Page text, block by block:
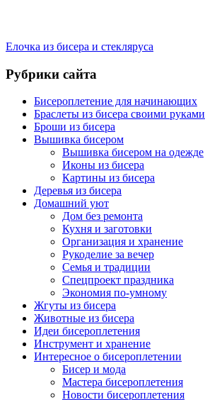
Елочка из бисера и стекляруса
Рубрики сайта
Бисероплетение для начинающих
Браслеты из бисера своими руками
Броши из бисера
Вышивка бисером
Вышивка бисером на одежде
Иконы из бисера
Картины из бисера
Деревья из бисера
Домашний уют
Дом без ремонта
Кухня и заготовки
Организация и хранение
Рукоделие за вечер
Семья и традиции
Спецпроект праздника
Экономия по-умному
Жгуты из бисера
Животные из бисера
Идеи бисероплетения
Инструмент и хранение
Интересное о бисероплетении
Бисер и мода
Мастера бисероплетения
Новости бисероплетения